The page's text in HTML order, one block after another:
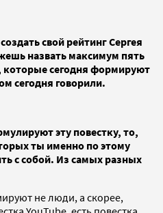
свой рейтинг Сергея
назвать максимум пять
сегодня формируют
сегодня говорили.
эту повестку, то,
ты именно по этому
с собой. Из самых разных
не люди, а скорее,